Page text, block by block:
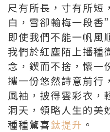
尺有所長，寸有所
白，雪卻輸梅一段香
即使我們不能一帆風
我們於紅塵陌上播種
念，鍥而不捨，懷一
攜一份悠然詩意前行
風袖，披得雲彩衣，
洞天，領略人生的美
種種驚喜鈦提升 。